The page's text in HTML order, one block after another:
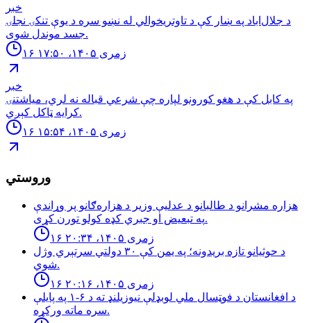
خبر
د جلال‌اباد په ښار کې د تاوتریخوالي له نښو سره د یوې تنکۍ نجلۍ
جسد موندل شوی.
۱۶ زمری ۱۴۰۵، ۱۷:۵۰
خبر
په کابل کې د هغو کورونو لپاره چې شرعي قباله نه لري، میاشتنۍ
کرایه ټاکل کېږي.
۱۶ زمری ۱۴۰۵، ۱۵:۵۴
وروستي
هزاره مشرانو د طالبانو د عدلیې وزیر د هزاره‌ګانو پر وړاندې
په تبعیض او جبري کډه کولو تورن کړی.
۱۶ زمری ۱۴۰۵، ۲۰:۳۴
د حوثيانو تازه بريدونه؛ په يمن كې ٣٠ دولتي سرتېري وژل
شوي.
۱۶ زمری ۱۴۰۵، ۲۰:۱۶
د افغانستان د فوټسال ملي لوبډلې نیوزیلنډ ته د ۶-۱ په پایلې
سره ماته ورکړه.